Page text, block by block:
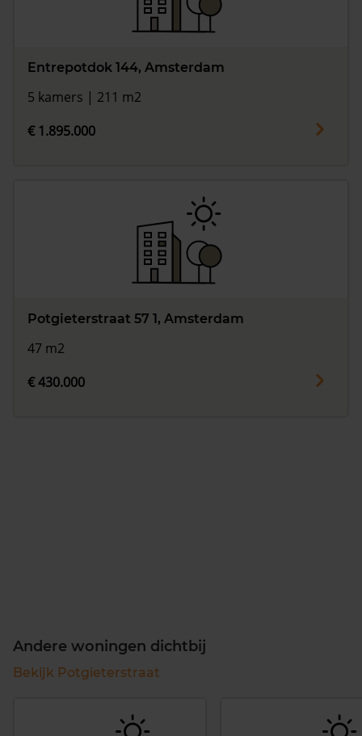
Entrepotdok 144, Amsterdam
5 kamers | 211 m2
€ 1.895.000
Potgieterstraat 57 1, Amsterdam
47 m2
€ 430.000
Andere woningen dichtbij
Bekijk Potgieterstraat